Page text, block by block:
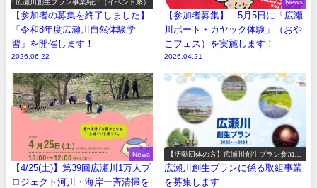
広瀬川創生プラン事業紹介（イベント系）
【参加者の募集を終了しました】
「令和8年度広瀬川自然体験学
習」を開催します！
2026.06.22
News
【参加者募集】 5月5日に「広瀬
川ボート・カヤック体験」（おや
こフェス）を実施します！
2026.04.21
News
【4/25(土)】第39回広瀬川1万人プ
ロジェクト河川・海岸一斉清掃を
【活動団体の方】広瀬川創生プラン参加事
業の募集
広瀬川創生プランに係る取組事業
を募集します